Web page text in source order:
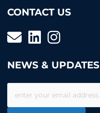
CONTACT US
NEWS & UPDATES